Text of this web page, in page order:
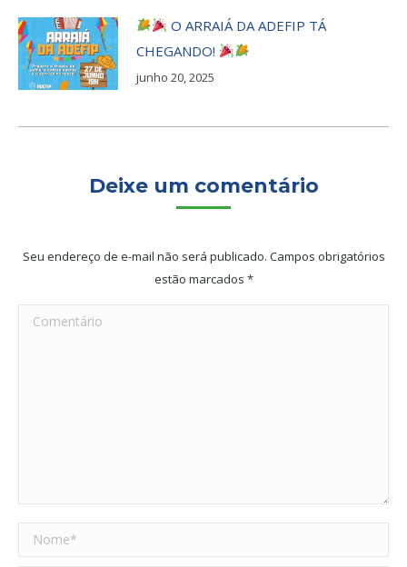
O ARRAIÁ DA ADEFIP TÁ
CHEGANDO!
junho 20, 2025
Deixe um comentário
Seu endereço de e-mail não será publicado. Campos obrigatórios
estão marcados *
Comentário
Nome *